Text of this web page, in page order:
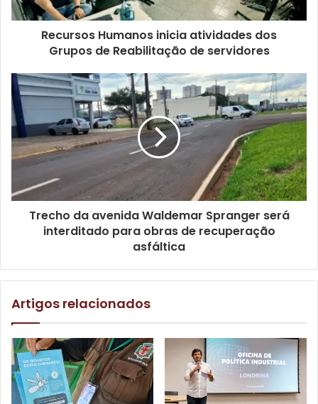
O resultado preliminar da primeira chamada está previsto
para ser publicado até 18 de março, e o resultado da
segunda chamada deve ocorrer até 28 de março. Já o
previsto para o dia 15 de abril.
Gostei
Etiquetas curso Gestão Pública Municipal
inscrições
pós-graduação
UAB Londrina UTFPR
Recursos Humanos inicia atividades dos
Grupos de Reabilitação de servidores
Trecho da avenida Waldemar Spranger será
interditado para obras de recuperação
asfáltica
Artigos relacionados